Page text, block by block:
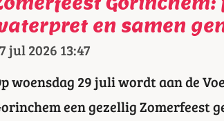
en samen
jul 2026 13:47
woensdag 29 juli wordt aan de
een gezellig Zomerfeest